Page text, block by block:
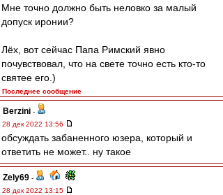
Мне точно должно быть неловко за малый
допуск иронии?
Лёх, вот сейчас Папа Римский явно
почувствовал, что на свете точно есть кто-то
святее его.)
Последнее сообщение
Berzini -
28 дек 2022 13:56
обсуждать забаненного юзера, который и
ответить не может.. ну такое
Zely69 -
28 дек 2022 13:15